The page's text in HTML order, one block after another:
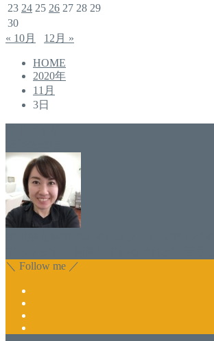
23 24 25 26 27 28 29
30
« 10月
12月 »
HOME
2020年
11月
3日
＼ Follow me ／